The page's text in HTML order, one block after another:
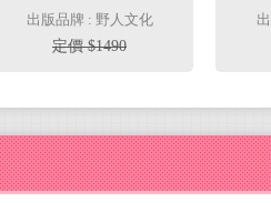
出版品牌 : 野人文化
定價 $1490
廊